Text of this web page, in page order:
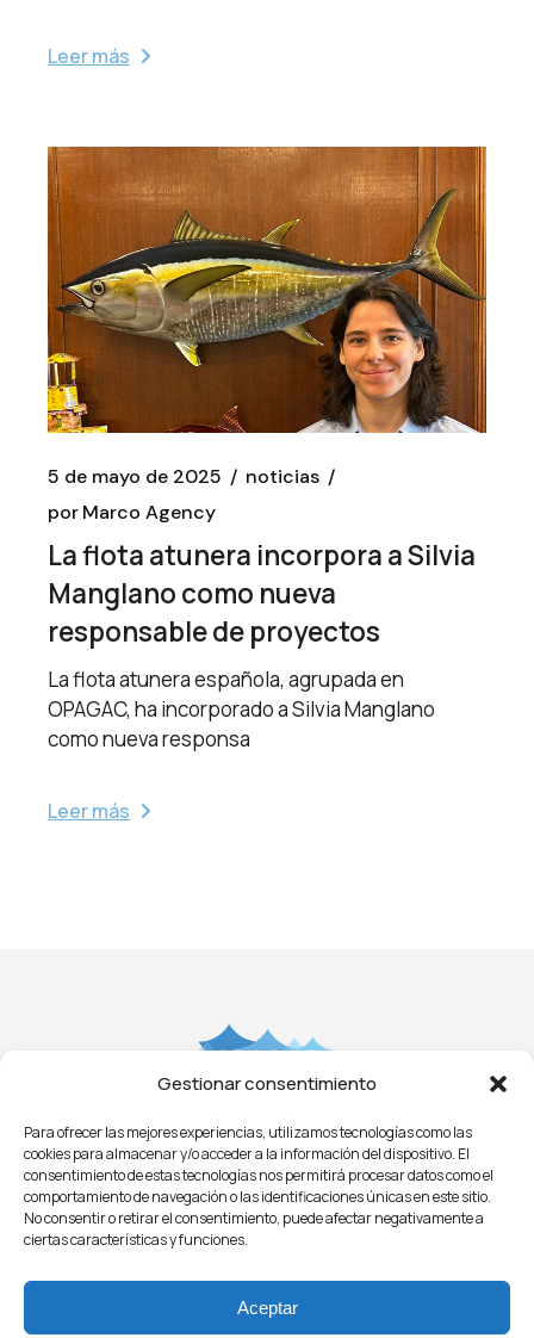
Gestionar consentimiento
Para ofrecer las mejores experiencias, utilizamos tecnologías como las
cookies para almacenar y/o acceder a la información del dispositivo. El
consentimiento de estas tecnologías nos permitirá procesar datos como el
comportamiento de navegación o las identificaciones únicas en este sitio.
No consentir o retirar el consentimiento, puede afectar negativamente a
ciertas características y funciones.
Aceptar
Leer más
5 de mayo de 2025
noticias
porMarco Agency
La flota atunera incorpora a Silvia
Manglano como nueva
responsable de proyectos
La flota atunera española, agrupada en
OPAGAC, ha incorporado a Silvia Manglano
como nueva responsa
Leer más
Aviso LegalPrivacidadCookiesCondiciones
LicitacionesㅤㅤNoticias